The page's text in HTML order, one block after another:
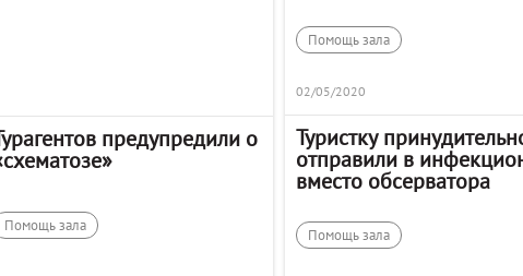
предупредили о
Помощь зала
Помощь зала
02/05/2020
Туристку
отправили в
вместо обсерватора
Помощь зала